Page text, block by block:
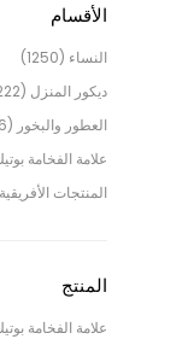
الأقسام
النساء (1250)
ديكور المنزل (222)
العطور والبخور (306)
علامة الفخامة بوتيك
المنتجات الأفريقية
المنتج
علامة الفخامة